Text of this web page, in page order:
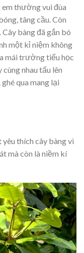
thường vui đùa
tâng cầu. Còn
Cây bàng đã gắn bó
một kỉ niệm không
mái trường tiểu học
nhau tấu lên
qua mang lại
yêu thích cây bàng vì
mà còn là niềm kí